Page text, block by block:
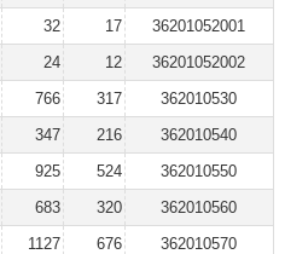
32 17
36201052001
24 12
36201052002
766 317
362010530
347 216
362010540
925 524
362010550
683 320
362010560
1127 676
362010570